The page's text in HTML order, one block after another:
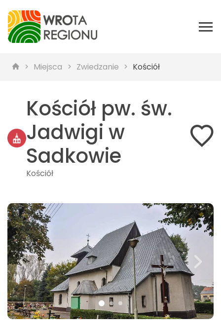
Miejsca Zwiedzanie Kościół
Kościół pw. św.
Jadwigi w
Sadkowie
Kościół